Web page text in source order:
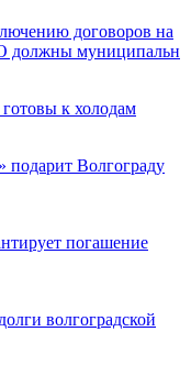
договоров на
должны муниципальн
к холодам
подарит Волгограду
погашение
волгоградской